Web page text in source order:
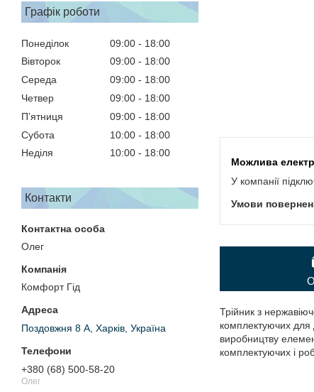
Графік роботи
Понеділок 09:00
18:00
Вівторок
09:00
18:00
Середа
09:00
18:00
Четвер
09:00
18:00
Пʼятниця
09:00
18:00
Субота
10:00
18:00
Неділя
10:00 18:00
Контакти
Олег
Комфорт Гід
Поздовжня 8 А, Харків, Україна
+380 (68) 500-58-20
Олег
У компанії
Трійник з
комплектуючих для
виробництву
комплектуючих і